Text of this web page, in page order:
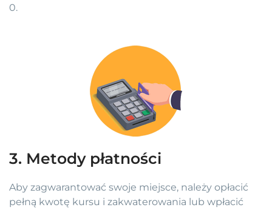
0.
3. Metody płatności
Aby zagwarantować swoje miejsce, należy opłacić
pełną kwotę kursu i zakwaterowania lub wpłacić